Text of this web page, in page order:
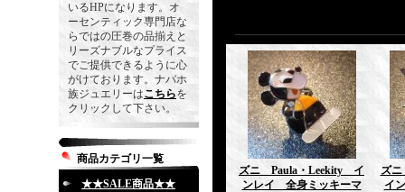
いるHPになります。オ
ーセンティック専門店な
らではの圧巻の品揃えと
リーズナブルなプライス
でご提供できるように心
がけております。ナバホ
族ジュエリーはこちらを
クリックして下さい。
商品カテゴリ一覧
★★SALE商品★★
ズニ Paula・Leekity イ
ンレイ 全身ミッキーマ
ズ
イ